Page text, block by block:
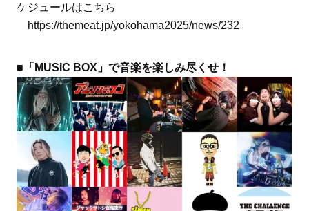
ケジュールはこちら
https://themeat.jp/yokohama2025/news/232
■「MUSIC BOX」で音楽を楽しみ尽くせ！